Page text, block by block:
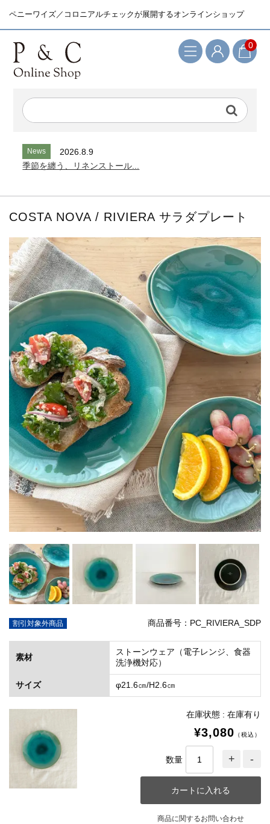
ペニーワイズ／コロニアルチェックが展開するオンラインショップ
0
検索キーワード
News
2026.8.9
季節を纏う、リネンストール...
COSTA NOVA / RIVIERA サラダプレート
割引対象外商品 商品番号：PC_RIVIERA_SDP
素材
ストーンウェア（電子レンジ、食器
洗浄機対応）
サイズ φ21.6㎝/H2.6㎝
在庫状態 : 在庫有り
¥3,080 （税込）
数量
商品に関するお問い合わせ